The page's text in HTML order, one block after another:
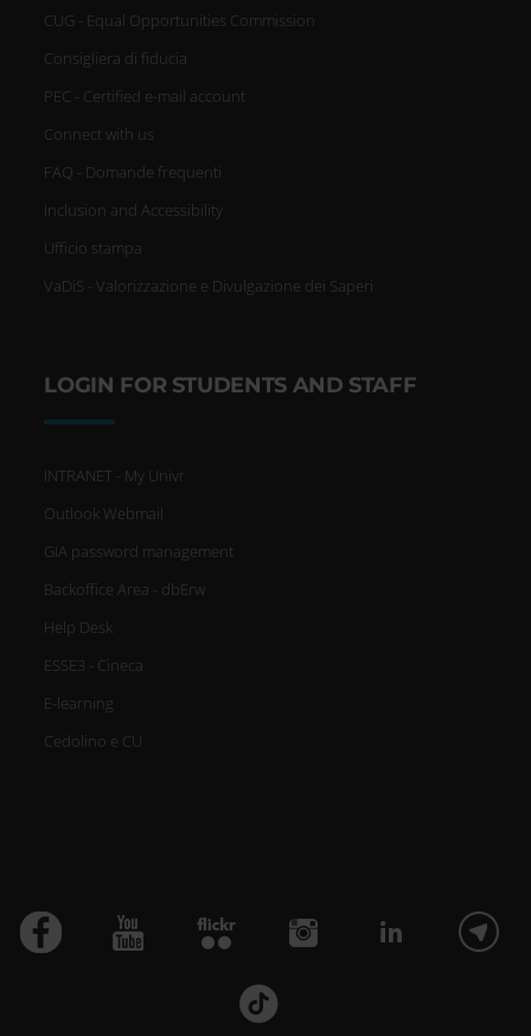
CUG - Equal Opportunities Commission
Consigliera di fiducia
PEC - Certified e-mail account
Connect with us
FAQ - Domande frequenti
Inclusion and Accessibility
Ufficio stampa
VaDiS - Valorizzazione e Divulgazione dei Saperi
LOGIN FOR STUDENTS AND STAFF
INTRANET - My Univr
Outlook Webmail
GIA password management
Backoffice Area - dbErw
Help Desk
ESSE3 - Cineca
E-learning
Cedolino e CU